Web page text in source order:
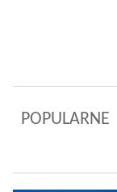
POPULARNE